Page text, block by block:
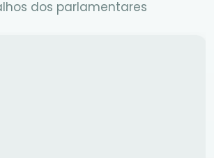
dos parlamentares